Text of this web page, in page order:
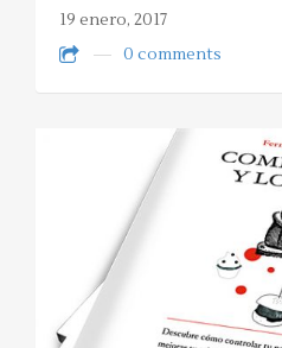
19 enero, 2017
0 comments